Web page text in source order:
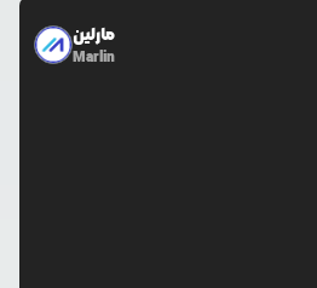
مارلین
Marlin